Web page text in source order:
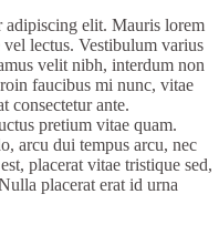
adipiscing elit. Mauris lorem
lectus. Vestibulum varius
velit nibh, interdum non
faucibus mi nunc, vitae
consectetur ante.
pretium vitae quam.
arcu dui tempus arcu, nec
placerat vitae tristique sed,
placerat erat id urna